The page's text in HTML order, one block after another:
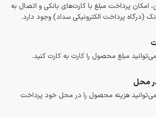
امکان پرداخت مبلغ با کارت‌های بانکی و اتصال به
(درگاه پرداخت الکترونیکی سداد) وجود دارد.
مبلغ محصول را کارت به کارت کنید.
محل
هزینه محصول را در محل خود پرداخت